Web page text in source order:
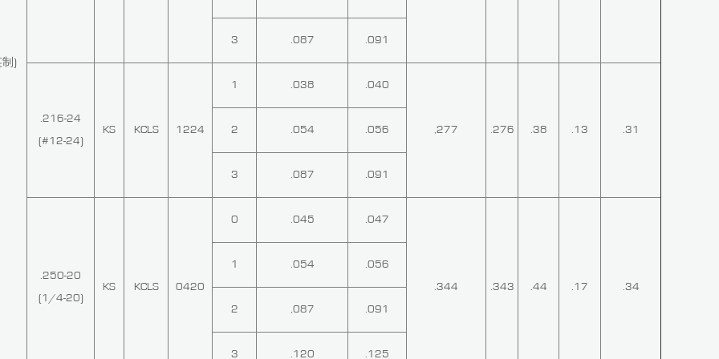
制)
3 .087 .091
.216-24
(#12-24)
KS KCLS 1224
1 .038 .040
,277 .276 .38 .13 .31
2 .054 .056
3 .087 .091
.250-20
(1/4-20)
KS KCLS 0420
0 .045 .047
.344 .343 .44 .17 .34
1 .054 .056
2 ,087 .091
3 .120 .125